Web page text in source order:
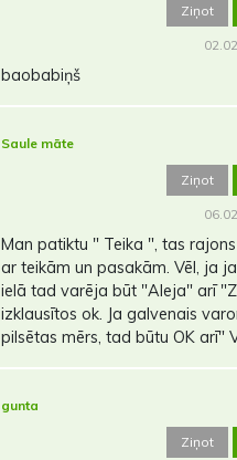
Ziņot
baobabiņš
Saule māte
Ziņot
Man patiktu " Teika ", tas
ar teikām un pasakām. Vēl, ja
ielā tad varēja būt "Aleja" arī
izklausītos ok. Ja galvenais
pilsētas mērs, tad būtu OK arī"
gunta
Ziņot